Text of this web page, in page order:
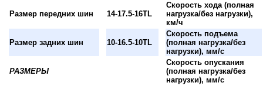
Размер передних шин 14-17.5-16TL
Скорость хода (полная
нагрузка/без нагрузки),
км/ч
Размер задних шин 10-16.5-10TL
Скорость подъема
(полная нагрузка/без
нагрузки), мм/с
РАЗМЕРЫ
Скорость опускания
(полная нагрузка/без
нагрузки), мм/с